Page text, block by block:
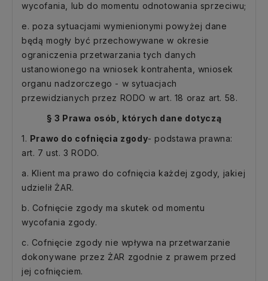
wycofania, lub do momentu odnotowania sprzeciwu;
e. poza sytuacjami wymienionymi powyżej dane
będą mogły być przechowywane w okresie
ograniczenia przetwarzania tych danych
ustanowionego na wniosek kontrahenta, wniosek
organu nadzorczego - w sytuacjach
przewidzianych przez RODO w art. 18 oraz art. 58.
§ 3 Prawa osób, których dane dotyczą
1. Prawo do cofnięcia zgody- podstawa prawna:
art. 7 ust. 3 RODO.
a. Klient ma prawo do cofnięcia każdej zgody, jakiej
udzielił ŻAR.
b. Cofnięcie zgody ma skutek od momentu
wycofania zgody.
c. Cofnięcie zgody nie wpływa na przetwarzanie
dokonywane przez ŻAR zgodnie z prawem przed
jej cofnięciem.